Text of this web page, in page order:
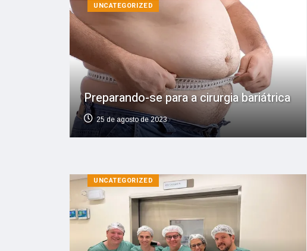
UNCATEGORIZED
Preparando-se para a cirurgia bariátrica
25 de agosto de 2023
UNCATEGORIZED